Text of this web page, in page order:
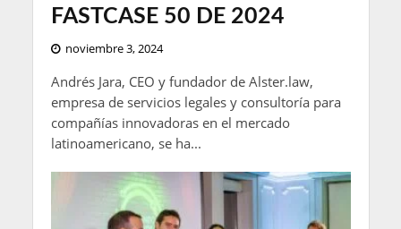
FASTCASE 50 DE 2024
noviembre 3, 2024
Andrés Jara, CEO y fundador de Alster.law,
empresa de servicios legales y consultoría para
compañías innovadoras en el mercado
latinoamericano, se ha...